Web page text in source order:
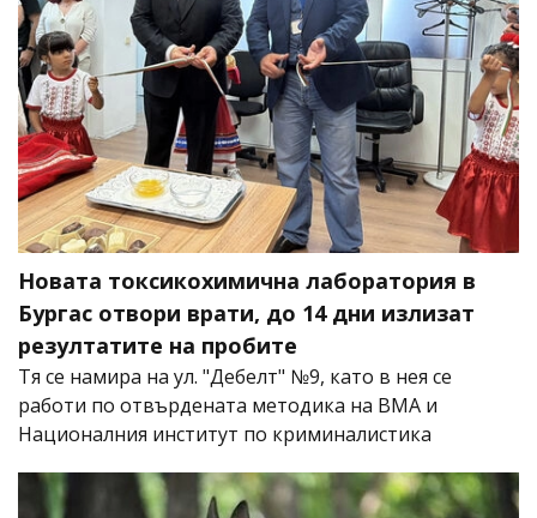
Новата токсикохимична лаборатория в
Бургас отвори врати, до 14 дни излизат
резултатите на пробите
Тя се намира на ул. "Дебелт" №9, като в нея се
работи по отвърдената методика на ВМА и
Националния институт по криминалистика